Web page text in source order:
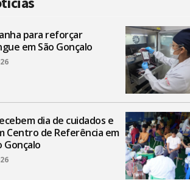
para reforçar
em São Gonçalo
dia de cuidados e
Centro de Referência em
Gonçalo